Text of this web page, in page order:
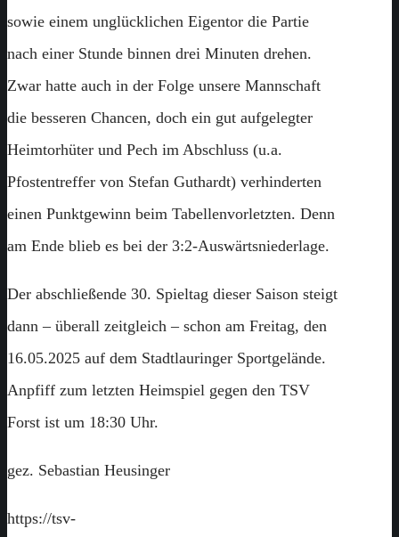
sowie einem unglücklichen Eigentor die Partie
nach einer Stunde binnen drei Minuten drehen.
Zwar hatte auch in der Folge unsere Mannschaft
die besseren Chancen, doch ein gut aufgelegter
Heimtorhüter und Pech im Abschluss (u.a.
Pfostentreffer von Stefan Guthardt) verhinderten
einen Punktgewinn beim Tabellenvorletzten. Denn
am Ende blieb es bei der 3:2-Auswärtsniederlage.
Der abschließende 30. Spieltag dieser Saison steigt
dann – überall zeitgleich – schon am Freitag, den
16.05.2025 auf dem Stadtlauringer Sportgelände.
Anpfiff zum letzten Heimspiel gegen den TSV
Forst ist um 18:30 Uhr.
gez. Sebastian Heusinger
https://tsv-